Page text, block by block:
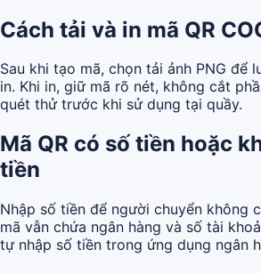
Cách tải và in mã QR
Sau khi tạo mã, chọn tải ảnh PNG để
in. Khi in, giữ mã rõ nét, không cắt
quét thử trước khi sử dụng tại quầy.
Mã QR có số tiền hoặc
tiền
Nhập số tiền để người chuyển không
mã vẫn chứa ngân hàng và số tài
tự nhập số tiền trong ứng dụng ngân